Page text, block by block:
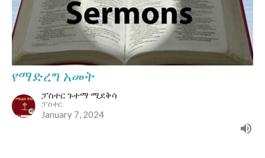
የማድረግ አመት
ፓስተር ጉተማ ሚደቅሳ
ፓስተር
January 7, 2024